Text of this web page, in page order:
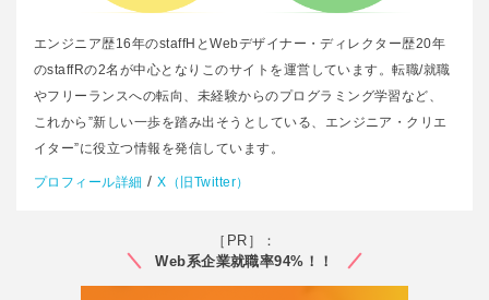
エンジニア歴16年のstaffHとWebデザイナー・ディレクター歴20年
のstaffRの2名が中心となりこのサイトを運営しています。転職/就職
やフリーランスへの転向、未経験からのプログラミング学習など、
これから”新しい一歩を踏み出そうとしている、エンジニア・クリエ
イター”に役立つ情報を発信しています。
プロフィール詳細 /X（旧Twitter）
［PR］：
Web系企業就職率94%！！